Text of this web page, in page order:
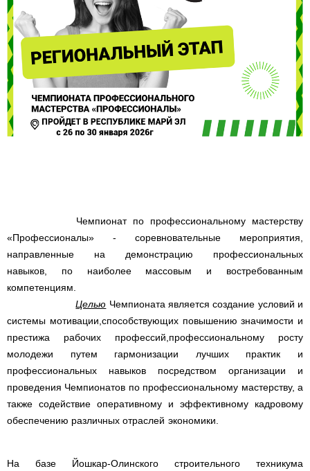
Чемпионат по профессиональному мастерству
«Профессионалы» - соревновательные мероприятия,
направленные на демонстрацию профессиональных
навыков, по наиболее массовым и востребованным
компетенциям.
Целью Чемпионата является создание условий и
системы мотивации,способствующих повышению значимости и
престижа рабочих профессий,профессиональному росту
молодежи путем гармонизации лучших практик и
профессиональных навыков посредством организации и
проведения Чемпионатов по профессиональному мастерству, а
также содействие оперативному и эффективному кадровому
обеспечению различных отраслей экономики.
На базе Йошкар-Олинского строительного техникума